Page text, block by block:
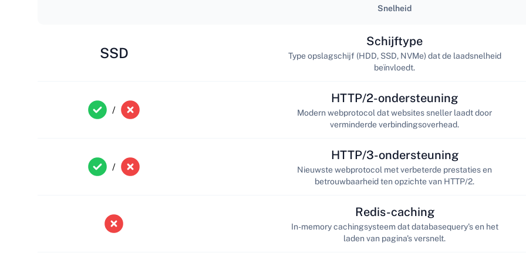
Snelheid
SSD
Schijftype
Type opslagschijf (HDD, SSD, NVMe) dat de laadsnelheid
beïnvloedt.
/
HTTP/2-ondersteuning
Modern webprotocol dat websites sneller laadt door
verminderde verbindingsoverhead.
/
HTTP/3-ondersteuning
Nieuwste webprotocol met verbeterde prestaties en
betrouwbaarheid ten opzichte van HTTP/2.
Redis-caching
In-memory cachingsysteem dat databasequery's en het
laden van pagina's versnelt.